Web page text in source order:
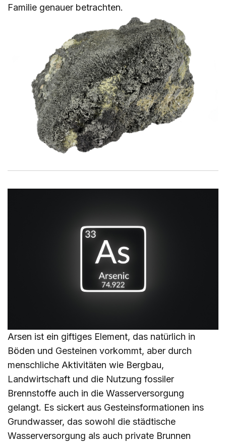
Familie genauer betrachten.
Arsen ist ein giftiges Element, das natürlich in
Böden und Gesteinen vorkommt, aber durch
menschliche Aktivitäten wie Bergbau,
Landwirtschaft und die Nutzung fossiler
Brennstoffe auch in die Wasserversorgung
gelangt. Es sickert aus Gesteinsformationen ins
Grundwasser, das sowohl die städtische
Wasserversorgung als auch private Brunnen